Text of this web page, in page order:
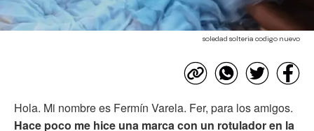
soledad solteria codigo nuevo
Hola. Mi nombre es Fermín Varela. Fer, para los amigos.
Hace poco me hice una marca con un rotulador en la